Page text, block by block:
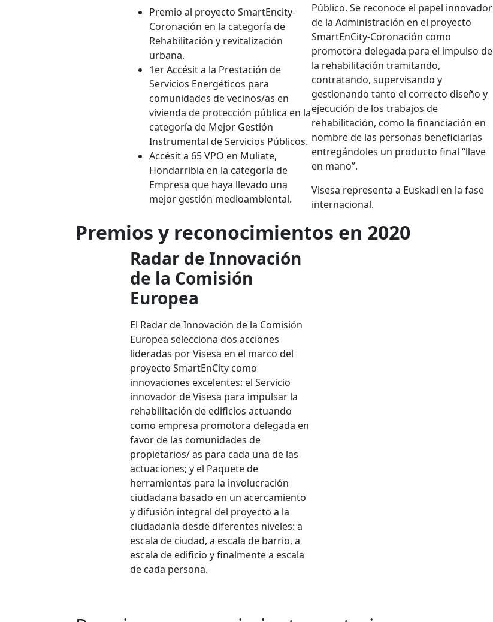
Premio al proyecto SmartEncity-
Coronación en la categoría de
Rehabilitación y revitalización
urbana.
1er Accésit a la Prestación de
Servicios Energéticos para
comunidades de vecinos/as en
vivienda de protección pública en la
categoría de Mejor Gestión
Instrumental de Servicios Públicos.
Accésit a 65 VPO en Muliate,
Hondarribia en la categoría de
Empresa que haya llevado una
mejor gestión medioambiental.
Público. Se reconoce el papel innovador
de la Administración en el proyecto
SmartEnCity-Coronación como
promotora delegada para el impulso de
la rehabilitación tramitando,
contratando, supervisando y
gestionando tanto el correcto diseño y
ejecución de los trabajos de
rehabilitación, como la financiación en
nombre de las personas beneficiarias
entregándoles un producto final “llave
en mano”.
Visesa representa a Euskadi en la fase
internacional.
Premios y reconocimientos en 2020
Radar de Innovación
de la Comisión
Europea
El Radar de Innovación de la Comisión
Europea selecciona dos acciones
lideradas por Visesa en el marco del
proyecto SmartEnCity como
innovaciones excelentes: el Servicio
innovador de Visesa para impulsar la
rehabilitación de edificios actuando
como empresa promotora delegada en
favor de las comunidades de
propietarios/ as para cada una de las
actuaciones; y el Paquete de
herramientas para la involucración
ciudadana basado en un acercamiento
y difusión integral del proyecto a la
ciudadanía desde diferentes niveles: a
escala de ciudad, a escala de barrio, a
escala de edificio y finalmente a escala
de cada persona.